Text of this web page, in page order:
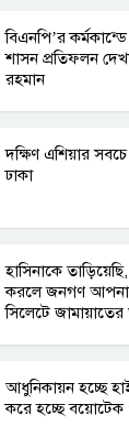
বিএনপি’র
শাসন প্রতিফলন
রহমান
দক্ষিণ এশিয়ার
ঢাকা
হাসিনাকে
করলে জনগণ
সিলেটে
আধুনিকায়ন হচ্ছে
করে হচ্ছে বয়োটেক